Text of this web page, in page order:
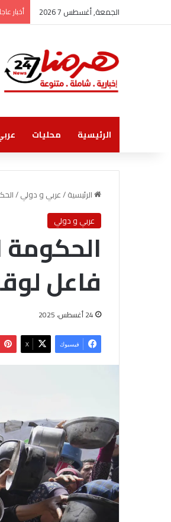
الجمعة, أغسطس 7 2026 أخبار
الرئيسية محليات
الرئيسية/عربي و دولي/
عربي و دولي
فاعل
24 أغسطس، 2025
فيسبوك ‫X